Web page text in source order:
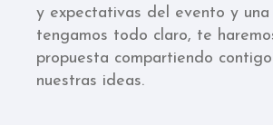
y expectativas del evento y una
tengamos todo claro, te
propuesta compartiendo
nuestras ideas.